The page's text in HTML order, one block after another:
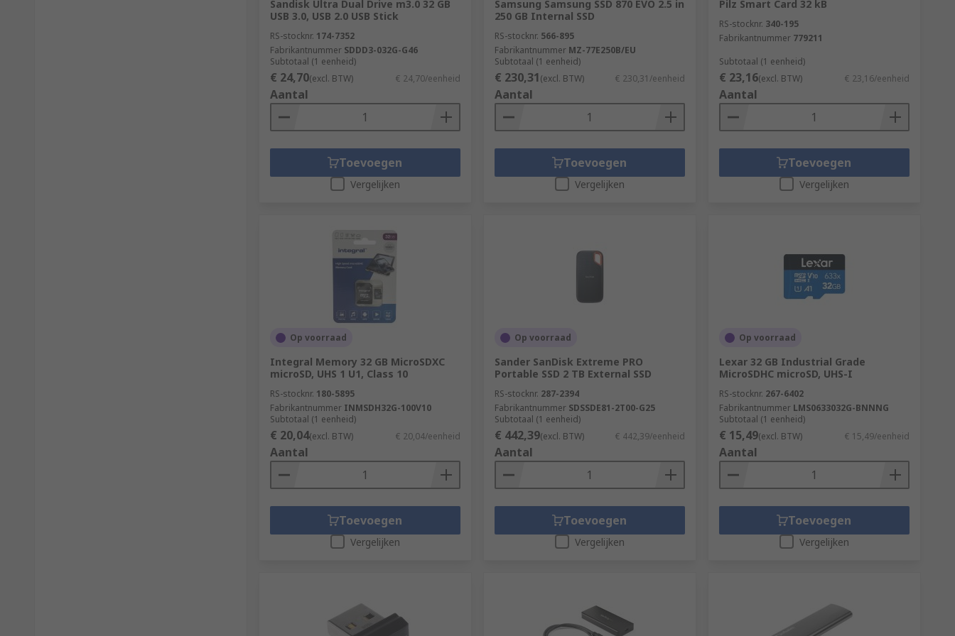
Sandisk Ultra Dual Drive m3.0 32 GB
USB 3.0, USB 2.0 USB Stick
RS-stocknr. 174-7352
Fabrikantnummer SDDD3-032G-G46
Subtotaal (1 eenheid)
€ 24,70(excl. BTW) € 24,70/eenheid
Aantal
Toevoegen
Vergelijken
Samsung Samsung SSD 870 EVO 2.5 in
250 GB Internal SSD
RS-stocknr. 566-895
Fabrikantnummer MZ-77E250B/EU
Subtotaal (1 eenheid)
€ 230,31(excl. BTW) € 230,31/eenheid
Aantal
Toevoegen
Vergelijken
Pilz Smart Card 32 kB
RS-stocknr. 340-195
Fabrikantnummer 779211
Subtotaal (1 eenheid)
€ 23,16(excl. BTW) € 23,16/eenheid
Aantal
Toevoegen
Vergelijken
Op voorraad
Integral Memory 32 GB MicroSDXC
microSD, UHS 1 U1, Class 10
RS-stocknr. 180-5895
Fabrikantnummer INMSDH32G-100V10
Subtotaal (1 eenheid)
€ 20,04(excl. BTW) € 20,04/eenheid
Aantal
Toevoegen
Vergelijken
Op voorraad
Sander SanDisk Extreme PRO
Portable SSD 2 TB External SSD
RS-stocknr. 287-2394
Fabrikantnummer SDSSDE81-2T00-G25
Subtotaal (1 eenheid)
€ 442,39(excl. BTW) € 442,39/eenheid
Aantal
Toevoegen
Vergelijken
Op voorraad
Lexar 32 GB Industrial Grade
MicroSDHC microSD, UHS-I
RS-stocknr. 267-6402
Fabrikantnummer LMS0633032G-BNNNG
Subtotaal (1 eenheid)
€ 15,49(excl. BTW) € 15,49/eenheid
Aantal
Toevoegen
Vergelijken